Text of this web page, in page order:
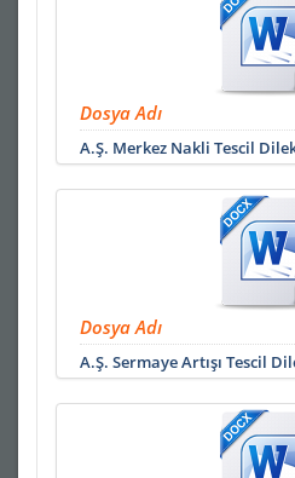
Dosya Adı
A.Ş. Merkez Nakli Tescil
Dosya Adı
A.Ş. Sermaye Artışı Tescil